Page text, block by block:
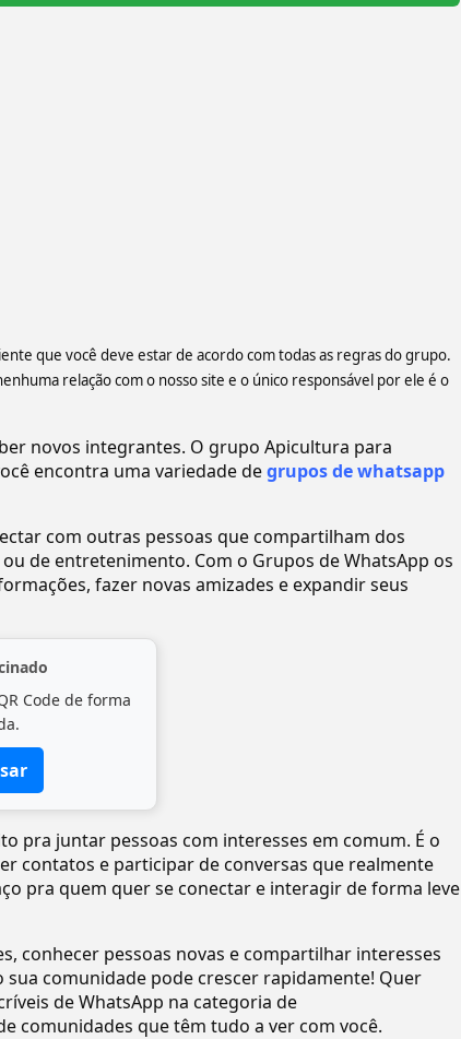
que você deve estar de acordo com todas as regras do grupo.
relação com o nosso site e o único responsável por ele é o
novos integrantes. O grupo Apicultura para
encontra uma variedade degrupos de whatsapp
com outras pessoas que compartilham dos
de entretenimento. Com o Grupos de WhatsApp os
fazer novas amizades e expandir seus
Code de forma
pra juntar pessoas com interesses em comum. É o
contatos e participar de conversas que realmente
pra quem quer se conectar e interagir de forma leve
conhecer pessoas novas e compartilhar interesses
comunidade pode crescer rapidamente! Quer
de WhatsApp na categoria de
comunidades que têm tudo a ver com você.